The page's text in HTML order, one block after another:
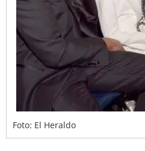
Foto: El Heraldo